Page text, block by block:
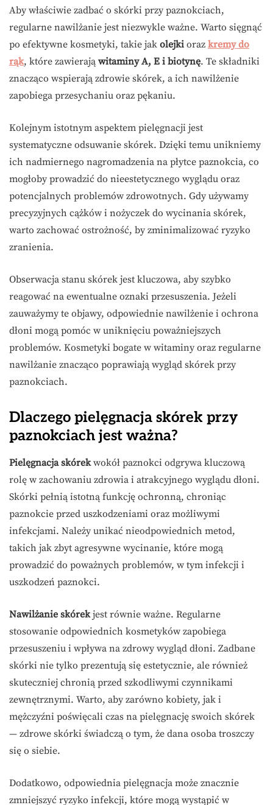
Aby właściwie zadbać o skórki przy paznokciach,
regularne nawilżanie jest niezwykle ważne. Warto sięgnąć
po efektywne kosmetyki, takie jak olejki oraz kremy do
rąk, które zawierają witaminy A, E i biotynę. Te składniki
znacząco wspierają zdrowie skórek, a ich nawilżenie
zapobiega przesychaniu oraz pękaniu.
Kolejnym istotnym aspektem pielęgnacji jest
systematyczne odsuwanie skórek. Dzięki temu unikniemy
ich nadmiernego nagromadzenia na płytce paznokcia, co
mogłoby prowadzić do nieestetycznego wyglądu oraz
potencjalnych problemów zdrowotnych. Gdy używamy
precyzyjnych cążków i nożyczek do wycinania skórek,
warto zachować ostrożność, by zminimalizować ryzyko
zranienia.
Obserwacja stanu skórek jest kluczowa, aby szybko
reagować na ewentualne oznaki przesuszenia. Jeżeli
zauważymy te objawy, odpowiednie nawilżenie i ochrona
dłoni mogą pomóc w uniknięciu poważniejszych
problemów. Kosmetyki bogate w witaminy oraz regularne
nawilżanie znacząco poprawiają wygląd skórek przy
paznokciach.
Dlaczego pielęgnacja skórek przy
paznokciach jest ważna?
Pielęgnacja skórekwokół paznokci odgrywa kluczową
rolę w zachowaniu zdrowia i atrakcyjnego wyglądu dłoni.
Skórki pełnią istotną funkcję ochronną, chroniąc
paznokcie przed uszkodzeniami oraz możliwymi
infekcjami. Należy unikać nieodpowiednich metod,
takich jak zbyt agresywne wycinanie, które mogą
prowadzić do poważnych problemów, w tym infekcji i
uszkodzeń paznokci.
Nawilżanie skórekjest równie ważne. Regularne
stosowanie odpowiednich kosmetyków zapobiega
przesuszeniu i wpływa na zdrowy wygląd dłoni. Zadbane
skórki nie tylko prezentują się estetycznie, ale również
skuteczniej chronią przed szkodliwymi czynnikami
zewnętrznymi. Warto, aby zarówno kobiety, jak i
mężczyźni poświęcali czas na pielęgnację swoich skórek
— zdrowe skórki świadczą o tym, że dana osoba troszczy
się o siebie.
Dodatkowo, odpowiednia pielęgnacja może znacznie
zmniejszyć ryzyko infekcji, które mogą wystąpić w